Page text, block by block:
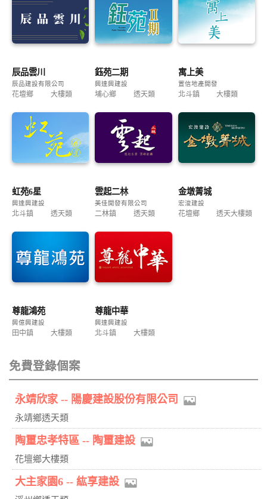
辰品雲川
辰品建設有限公司
花壇鄉 大樓類
鈺苑二期
興達興建設
埔心鄉 透天類
寓上美
置信地產開發
北斗鎮 大樓類
虹苑6星
興達興建設
北斗鎮 透天類
雲起二林
美佳開發有限公司
二林鎮 透天類
金墩菁城
宏浚建設
花壇鄉 透天大樓類
尊龍鴻苑
興億興建設
田中鎮 大樓類
尊龍中華
興達興建設
北斗鎮 大樓類
免費登錄個案
永靖欣家 -- 陽慶建設股份有限公司
永靖鄉透天類
陶璽忠孝特區 -- 陶璽建設
花壇鄉大樓類
大主家園6 -- 紘享建設